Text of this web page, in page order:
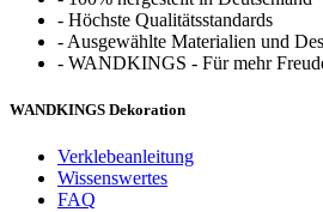
- Höchste Qualitätsstandards
- Ausgewählte Materialien und
- WANDKINGS - Für mehr
WANDKINGS Dekoration
Verklebeanleitung
Wissenswertes
FAQ